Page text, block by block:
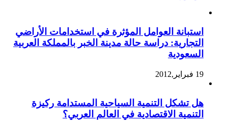
استبانة العوامل المؤثرة في استخدامات الأراضي
التجارية: دراسة حالة مدينة الخبر بالمملكة العربية
السعودية
19 فبراير,2012
هل تشكل التنمية السياحية المستدامة ركيزة
التنمية الاقتصادية في العالم العربي؟